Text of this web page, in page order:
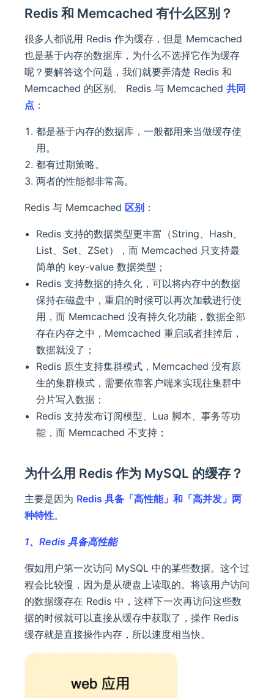
Redis 和 Memcached 有什么区别？
很多人都说用 Redis 作为缓存，但是 Memcached
也是基于内存的数据库，为什么不选择它作为缓存
呢？要解答这个问题，我们就要弄清楚 Redis 和
Memcached 的区别。 Redis 与 Memcached 共同
点 ：
都是基于内存的数据库，一般都用来当做缓存使
用。
都有过期策略。
两者的性能都非常高。
Redis 与 Memcached 区别 ：
Redis 支持的数据类型更丰富（String、Hash、
List、Set、ZSet），而 Memcached 只支持最
简单的 key-value 数据类型；
Redis 支持数据的持久化，可以将内存中的数据
保持在磁盘中，重启的时候可以再次加载进行使
用，而 Memcached 没有持久化功能，数据全部
存在内存之中，Memcached 重启或者挂掉后，
数据就没了；
Redis 原生支持集群模式，Memcached 没有原
生的集群模式，需要依靠客户端来实现往集群中
分片写入数据；
Redis 支持发布订阅模型、Lua 脚本、事务等功
能，而 Memcached 不支持；
为什么用 Redis 作为 MySQL 的缓存？
主要是因为 Redis 具备「高性能」和「高并发」两
种特性。
1、Redis 具备高性能
假如用户第一次访问 MySQL 中的某些数据。这个过
程会比较慢，因为是从硬盘上读取的。将该用户访问
的数据缓存在 Redis 中，这样下一次再访问这些数
据的时候就可以直接从缓存中获取了，操作 Redis
缓存就是直接操作内存，所以速度相当快。